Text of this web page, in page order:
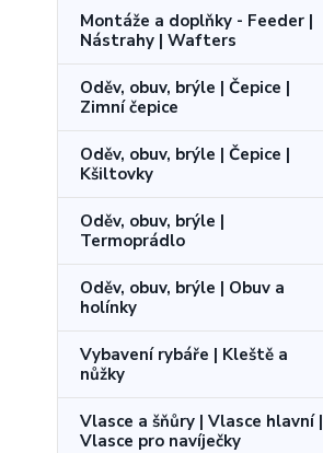
Montáže a doplňky - Feeder |
Nástrahy | Wafters
Oděv, obuv, brýle | Čepice |
Zimní čepice
Oděv, obuv, brýle | Čepice |
Kšiltovky
Oděv, obuv, brýle |
Termoprádlo
Oděv, obuv, brýle | Obuv a
holínky
Vybavení rybáře | Kleště a
nůžky
Vlasce a šňůry | Vlasce hlavní |
Vlasce pro navíječky